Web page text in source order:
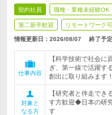
契約社員 職種・業種未経験OK
第二新卒歓迎 リモートワーク可
情報更新日：2026/08/07 終了予定
仕事内容
【科学技術で社会に
ぎ、第一線で活躍す
創出に取り組みます！
対象と
なる方
【研究者と伴走で
す方歓迎◆日本の研
す